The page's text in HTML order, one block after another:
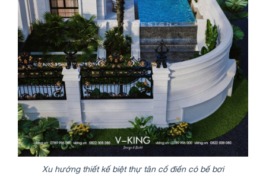
Share
Xu hướng thiết kế biệt thự tân cổ điển có bể bơi